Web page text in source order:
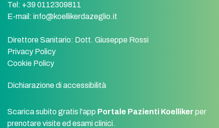
Tel: +39 0112309811
E-mail: info@koellikerdazeglio.it
Direttore Sanitario: Dott. Giuseppe Rossi
Privacy Policy
Cookie Policy
Dichiarazione di accessibilità
Scarica subito gratis l'app Portale Pazienti Koelliker per
prenotare visite ed esami clinici.